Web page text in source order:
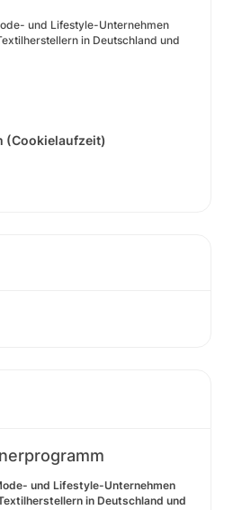
und Lifestyle-Unternehmen
in Deutschland und
(Cookielaufzeit)
und Lifestyle-Unternehmen
in Deutschland und